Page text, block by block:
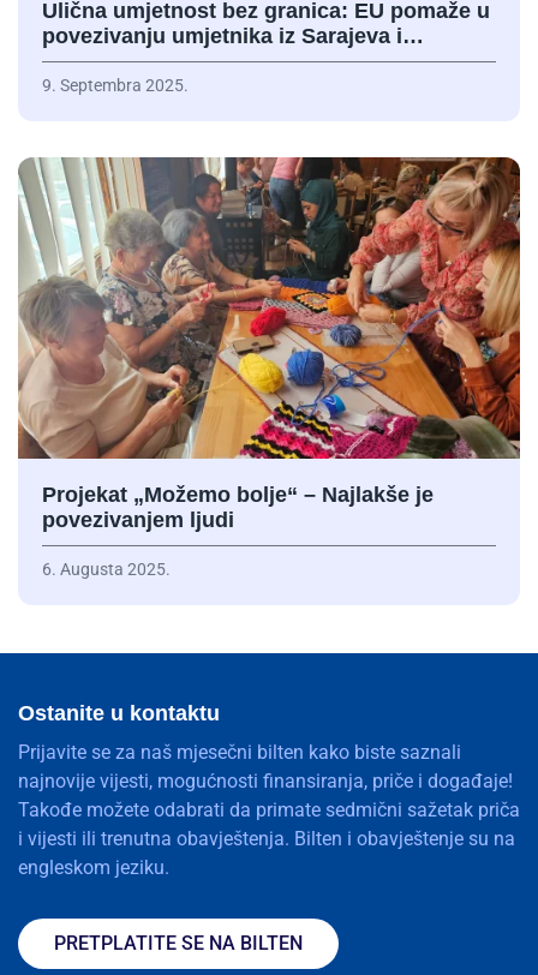
Ulična umjetnost bez granica: EU pomaže u
povezivanju umjetnika iz Sarajeva i…
9. Septembra 2025.
Projekat „Možemo bolje“ – Najlakše je
povezivanjem ljudi
6. Augusta 2025.
Ostanite u kontaktu
Prijavite se za naš mjesečni bilten kako biste saznali
najnovije vijesti, mogućnosti finansiranja, priče i događaje!
Takođe možete odabrati da primate sedmični sažetak priča
i vijesti ili trenutna obavještenja. Bilten i obavještenje su na
engleskom jeziku.
PRETPLATITE SE NA BILTEN